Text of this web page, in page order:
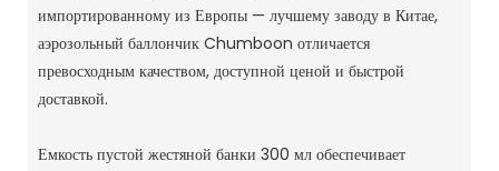
импортированному из Европы — лучшему заводу в Китае,
аэрозольный баллончик Chumboon отличается
превосходным качеством, доступной ценой и быстрой
доставкой.
Емкость пустой жестяной банки 300 мл обеспечивает